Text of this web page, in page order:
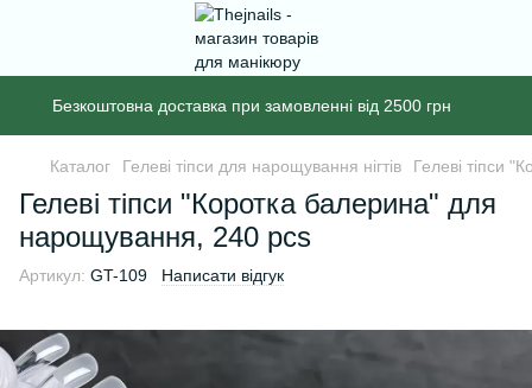
Безкоштовна доставка при замовленні від 2500 грн
Каталог Гелеві тіпси для нарощування нігтів Гелеві тіпси
Гелеві тіпси "Коротка балерина" для
нарощування, 240 pcs
Артикул: GT-109 Написати відгук